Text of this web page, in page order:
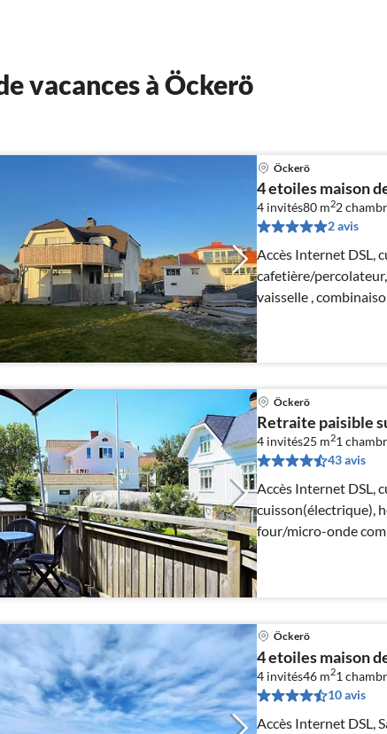
vacances à Öckerö
Öckerö
4 etoiles maison
4 invités80 m22
2 avis
Accès Internet DSL,
cafetière/
vaisselle ,
Öckerö
Retraite paisible
4 invités25 m21
43 avis
Accès Internet DSL,
cuisson(électrique),
four/micro-onde
réfrigérateur/
Öckerö
4 etoiles maison
4 invités46 m21
10 avis
Accès Internet DSL,